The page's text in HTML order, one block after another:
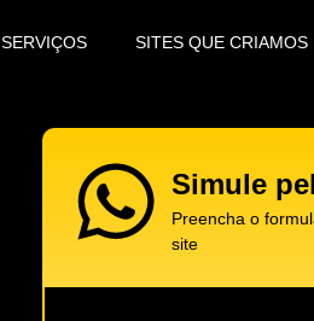
SERVIÇOS SITES QUE CRIAMOS
Simule
Preencha o
site